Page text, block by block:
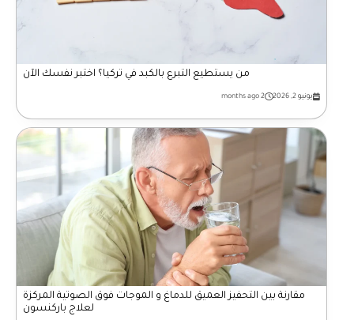
من يستطيع التبرع بالكبد في تركيا؟ اختبر نفسك الآن
يونيو 2, 2026 2 months ago
مقارنة بين التحفيز العميق للدماغ و الموجات فوق الصوتية المركزة
لعلاج باركنسون